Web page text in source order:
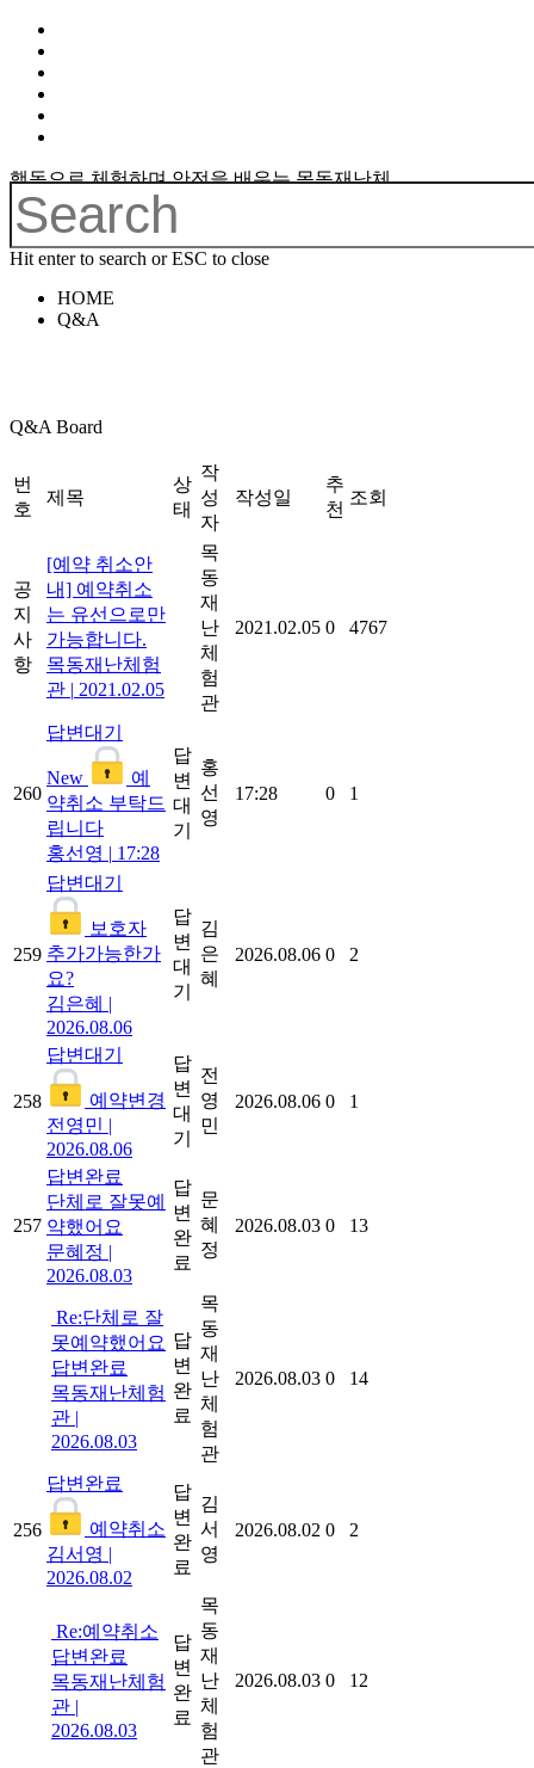
Hit enter to search or ESC to close
행동으로 체험하며 안전을 배우는 목동재난체
험관
HOME
Q&A
Q&A Board
번
호
제목
상
태
작
성
자
작성일
추
천
조회
공
지
사
항
[예약 취소안
내] 예약취소
는 유선으로만
가능합니다.
목동재난체험
관 | 2021.02.05
목
동
재
난
체
험
관
2021.02.05 0 4767
260
답변대기
New
예
약취소 부탁드
립니다
홍선영 | 17:28
답
변
대
기
홍
선
영
17:28 0 1
259
답변대기
보호자
추가가능한가
요?
김은혜 |
2026.08.06
답
변
대
기
김
은
혜
2026.08.06 0 2
258
답변대기
예약변경
전영민 |
2026.08.06
답
변
대
기
전
영
민
2026.08.06 0 1
257
답변완료
단체로 잘못예
약했어요
문혜정 |
2026.08.03
답
변
완
료
문
혜
정
2026.08.03 0 13
Re:단체로 잘
못예약했어요
답변완료
목동재난체험
관 |
2026.08.03
답
변
완
료
목
동
재
난
체
험
관
2026.08.03 0 14
256
답변완료
예약취소
김서영 |
2026.08.02
답
변
완
료
김
서
영
2026.08.02 0 2
Re:예약취소
답변완료
목동재난체험
관 |
2026.08.03
답
변
완
료
목
동
재
난
체
험
관
2026.08.03 0 12